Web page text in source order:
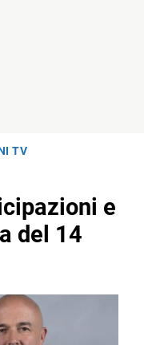
TV
e
del 14